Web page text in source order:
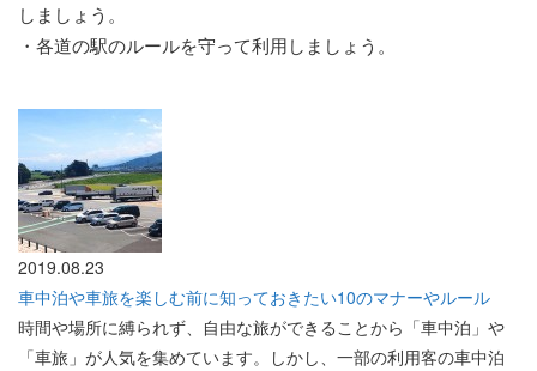
しましょう。
・各道の駅のルールを守って利用しましょう。
2019.08.23
車中泊や車旅を楽しむ前に知っておきたい10のマナーやルール
時間や場所に縛られず、自由な旅ができることから「車中泊」や
「車旅」が人気を集めています。しかし、一部の利用客の車中泊